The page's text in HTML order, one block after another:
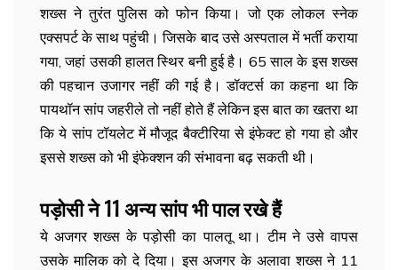
शख्‍स ने तुरंत पुलिस को फोन किया। जो एक लोकल स्नेक
एक्सपर्ट के साथ पहुंची। जिसके बाद उसे अस्‍पताल में भर्ती कराया
गया, जहां उसकी हालत स्थिर बनी हुई है। 65 साल के इस शख्स
की पहचान उजागर नहीं की गई है। डॉक्टर्स का कहना था कि
पायथॉन सांप जहरीले तो नहीं होते हैं लेकिन इस बात का खतरा था
कि ये सांप टॉयलेट में मौजूद बैक्टीरिया से इंफेक्ट हो गया हो और
इससे शख्स को भी इंफेक्शन की संभावना बढ़ सकती थी।
पड़ोसी ने 11 अन्य सांप भी पाल रखे हैं
ये अजगर शख्स के पड़ोसी का पालतू था। टीम ने उसे वापस
उसके मालिक को दे दिया। इस अजगर के अलावा शख्स ने 11